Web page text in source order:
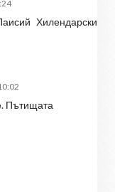
Хилендарски
Пътищата